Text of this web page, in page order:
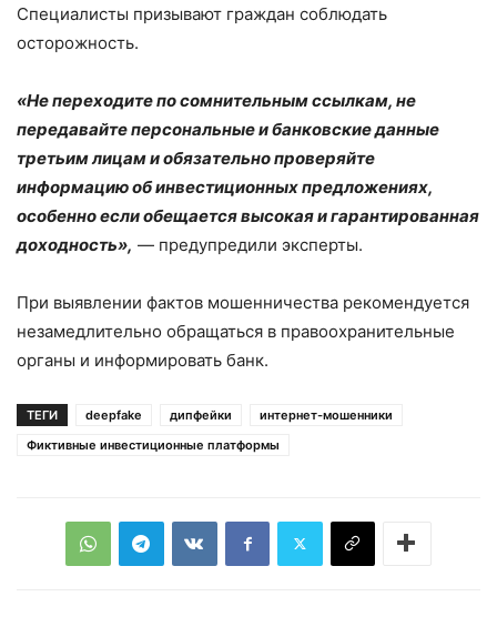
Специалисты призывают граждан соблюдать
осторожность.
«Не переходите по сомнительным ссылкам, не
передавайте персональные и банковские данные
третьим лицам и обязательно проверяйте
информацию об инвестиционных предложениях,
особенно если обещается высокая и гарантированная
доходность», — предупредили эксперты.
При выявлении фактов мошенничества рекомендуется
незамедлительно обращаться в правоохранительные
органы и информировать банк.
ТЕГИ deepfake дипфейки
интернет-мошенники
Фиктивные инвестиционные платформы